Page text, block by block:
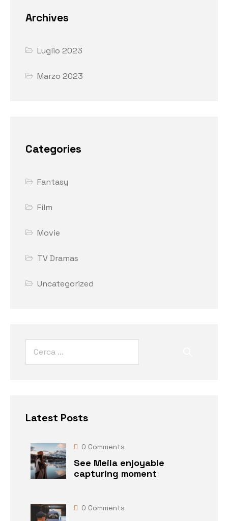
Archives
Luglio 2023
Marzo 2023
Categories
Fantasy
Film
Movie
TV Dramas
Uncategorized
Latest Posts
0 Comments
See Meila enjoyable
capturing moment
0 Comments